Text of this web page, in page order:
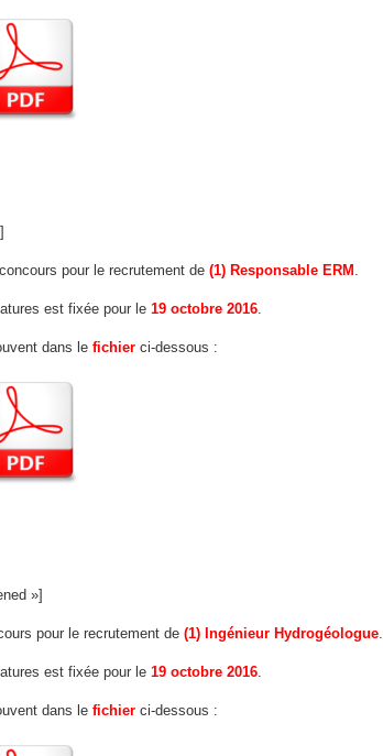
pour le recrutement de (1) Responsable ERM .
est fixée pour le 19 octobre 2016.
dans le fichier ci-dessous :
»]
pour le recrutement de (1) Ingénieur Hydrogéologue.
est fixée pour le 19 octobre 2016.
dans le fichier ci-dessous :